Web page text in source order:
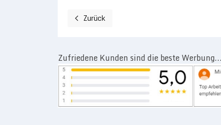
Vorheriger Beitrag: Rundes Kunststoff
Zurück
Zufriedene Kunden sind die beste Werbung...